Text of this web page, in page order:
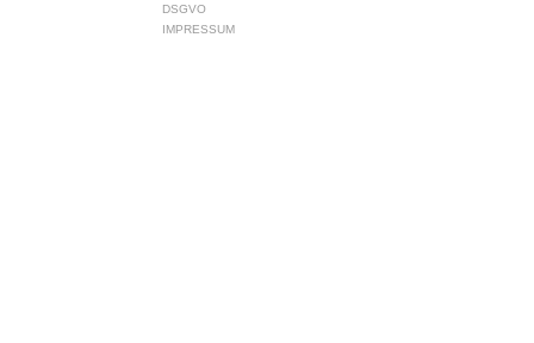
DSGVO
IMPRESSUM